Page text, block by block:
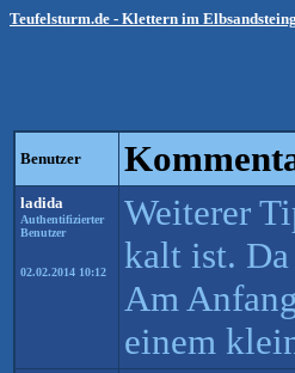
Teufelsturm.de - Klettern im
Benutzer
ladida
Authentifizierter
Benutzer
02.02.2014 10:12
Weiterer
kalt ist.
Am
einem